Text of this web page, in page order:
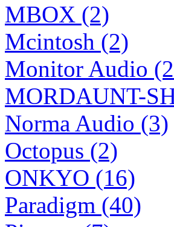
MBOX (2)
Mcintosh (2)
Monitor Audio
MORDAUNT-
Norma Audio (3)
Octopus (2)
ONKYO (16)
Paradigm (40)